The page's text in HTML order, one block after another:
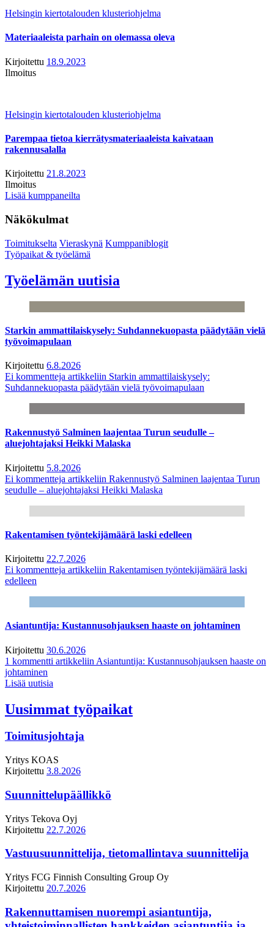
Helsingin kiertotalouden klusteriohjelma
Materiaaleista parhain on olemassa oleva
Kirjoitettu 18.9.2023
Ilmoitus
Helsingin kiertotalouden klusteriohjelma
Parempaa tietoa kierrätysmateriaaleista kaivataan
rakennusalalla
Kirjoitettu 21.8.2023
Ilmoitus
Lisää kumppaneilta
Näkökulmat
Toimitukselta Vieraskynä Kumppaniblogit
Työpaikat & työelämä
Työelämän uutisia
Starkin ammattilaiskysely: Suhdannekuopasta päädytään vielä
työvoimapulaan
Kirjoitettu 6.8.2026
Ei kommentteja artikkeliin Starkin ammattilaiskysely:
Suhdannekuopasta päädytään vielä työvoimapulaan
Rakennustyö Salminen laajentaa Turun seudulle –
aluejohtajaksi Heikki Malaska
Kirjoitettu 5.8.2026
Ei kommentteja artikkeliin Rakennustyö Salminen laajentaa Turun
seudulle – aluejohtajaksi Heikki Malaska
Rakentamisen työntekijämäärä laski edelleen
Kirjoitettu 22.7.2026
Ei kommentteja artikkeliin Rakentamisen työntekijämäärä laski
edelleen
Asiantuntija: Kustannusohjauksen haaste on johtaminen
Kirjoitettu 30.6.2026
1 kommentti artikkeliin Asiantuntija: Kustannusohjauksen haaste on
johtaminen
Lisää uutisia
Uusimmat työpaikat
Toimitusjohtaja
Yritys KOAS
Kirjoitettu 3.8.2026
Suunnittelupäällikkö
Yritys Tekova Oyj
Kirjoitettu 22.7.2026
Vastuusuunnittelija, tietomallintava suunnittelija
Yritys FCG Finnish Consulting Group Oy
Kirjoitettu 20.7.2026
Rakennuttamisen nuorempi asiantuntija,